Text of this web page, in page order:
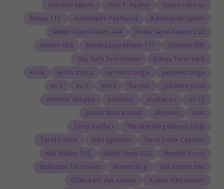
Satürn retrosu
JAAS 1. Aşama
Astroloji eğitimi
Astrolojide Jüpiter
Astrolojide Yay Burcu
111 Mesajı
222 Melek Sayısı Anlamı
444 Melek Sayısı Anlamı
000 Görmek
777 Melek Sayısı Anlamı
888 Anlamı
Dünya Tarot kartı
Güç Kartı Ters Anlamı
yükselen boğa
ay burcu boğa
ikizler burcu
kova
yükselen kova
burçlar
mars
3.ev
5.ev
12.ev
alçalan ev
yükselen
element dengesi
reiki
element
Satürn Balık transiti
ThetaHealing danışmanlığı
Tarot Kartları
Tarot Deste Çeşitleri
JAAS Eğitmeni
Tarot bakma
Neptün burcu
222 Melek Sayısı
555 Aşk Anlamı
666 Aşk Anlamı
Numerolog
Mahkeme Tarot kartı
Aşıklar Kart Anlamı
Ölüm Kartı Aşk Anlamı